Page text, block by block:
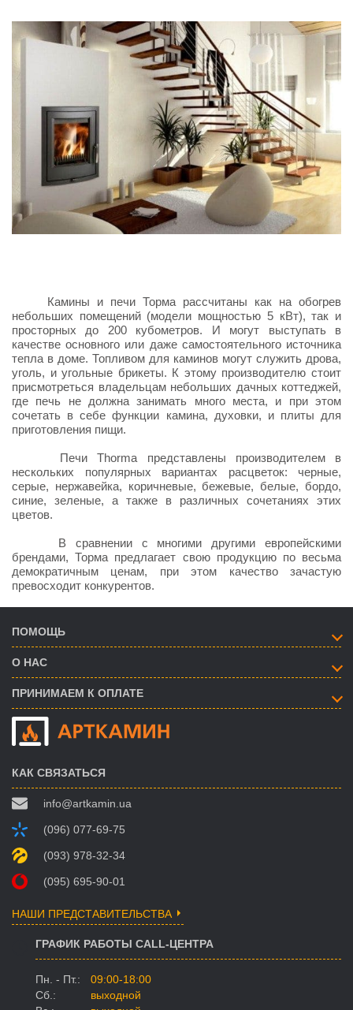
Камины и печи Торма рассчитаны как на обогрев
небольших помещений (модели мощностью 5 кВт), так и
просторных до 200 кубометров. И могут выступать в
качестве основного или даже самостоятельного источника
тепла в доме. Топливом для каминов могут служить дрова,
уголь, и угольные брикеты. К этому производителю стоит
присмотреться владельцам небольших дачных коттеджей,
где печь не должна занимать много места, и при этом
сочетать в себе функции камина, духовки, и плиты для
приготовления пищи.
Печи Thorma представлены производителем в
нескольких популярных вариантах расцветок: черные,
серые, нержавейка, коричневые, бежевые, белые, бордо,
синие, зеленые, а также в различных сочетаниях этих
цветов.
В сравнении с многими другими европейскими
брендами, Торма предлагает свою продукцию по весьма
демократичным ценам, при этом качество зачастую
превосходит конкурентов.
ПОМОЩЬ
О НАС
ПРИНИМАЕМ К ОПЛАТЕ
КАК СВЯЗАТЬСЯ
info@artkamin.ua
(096) 077-69-75
(093) 978-32-34
(095) 695-90-01
НАШИ ПРЕДСТАВИТЕЛЬСТВА
ГРАФИК РАБОТЫ CALL-ЦЕНТРА
Пн. - Пт.:
09:00-18:00
Сб.:
выходной